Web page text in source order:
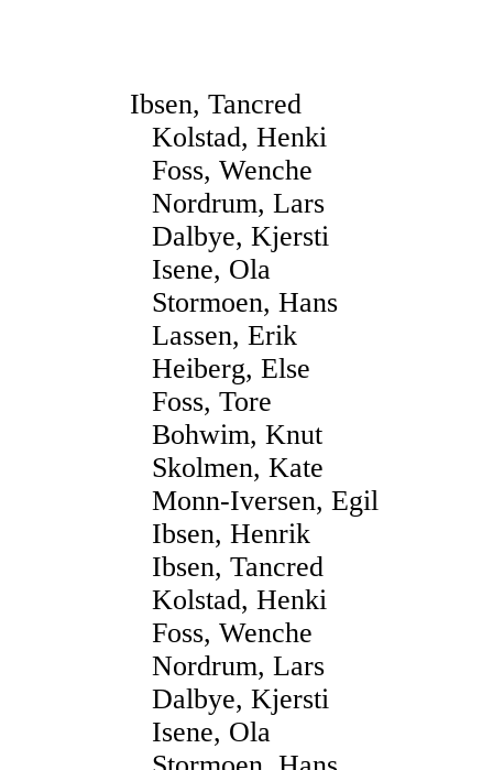
Ibsen, Tancred
Kolstad, Henki
Foss, Wenche
Nordrum, Lars
Dalbye, Kjersti
Isene, Ola
Stormoen, Hans
Lassen, Erik
Heiberg, Else
Foss, Tore
Bohwim, Knut
Skolmen, Kate
Monn-Iversen, Egil
Ibsen, Henrik
Ibsen, Tancred
Kolstad, Henki
Foss, Wenche
Nordrum, Lars
Dalbye, Kjersti
Isene, Ola